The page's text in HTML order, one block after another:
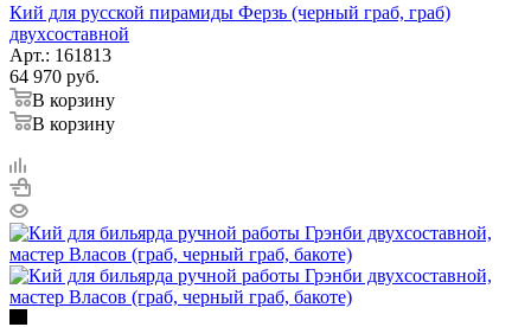
Кий для русской пирамиды Ферзь (черный граб, граб)
двухсоставной
Арт.: 161813
64 970 руб.
В корзину
В корзину